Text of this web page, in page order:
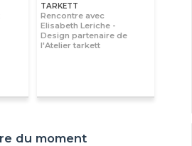
TARKETT
Rencontre avec
Elisabeth Leriche -
Design partenaire de
l'Atelier tarkett
du moment